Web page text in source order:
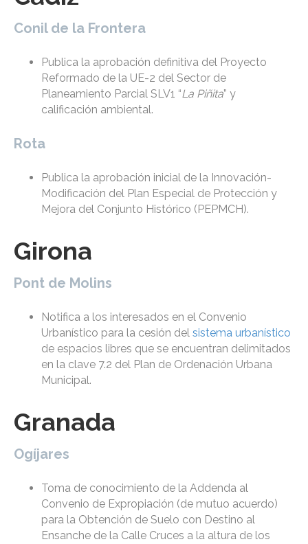
Conil de la Frontera
Publica la aprobación definitiva del Proyecto
Reformado de la UE-2 del Sector de
Planeamiento Parcial SLV1 “La Piñita” y
calificación ambiental.
Rota
Publica la aprobación inicial de la Innovación-
Modificación del Plan Especial de Protección y
Mejora del Conjunto Histórico (PEPMCH).
Girona
Pont de Molins
Notifica a los interesados en el Convenio
Urbanístico para la cesión del sistema urbanístico
de espacios libres que se encuentran delimitados
en la clave 7.2 del Plan de Ordenación Urbana
Municipal.
Granada
Ogíjares
Toma de conocimiento de la Addenda al
Convenio de Expropiación (de mutuo acuerdo)
para la Obtención de Suelo con Destino al
Ensanche de la Calle Cruces a la altura de los